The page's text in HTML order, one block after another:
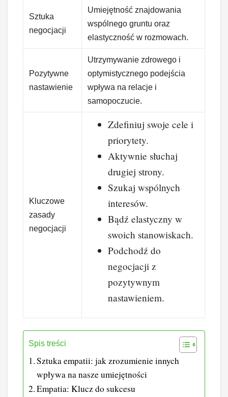
Sztuka
negocjacji
Umiejętność znajdowania
wspólnego gruntu oraz
elastyczność w rozmowach.
Pozytywne
nastawienie
Utrzymywanie zdrowego i
optymistycznego podejścia
wpływa na relacje i
samopoczucie.
Kluczowe
zasady
negocjacji
Zdefiniuj swoje cele i
priorytety.
Aktywnie słuchaj
drugiej strony.
Szukaj wspólnych
interesów.
Bądź elastyczny w
swoich stanowiskach.
Podchodź do
negocjacji z
pozytywnym
nastawieniem.
Spis treści
Sztuka empatii: jak zrozumienie innych
wpływa na nasze umiejętności
Empatia: Klucz do sukcesu